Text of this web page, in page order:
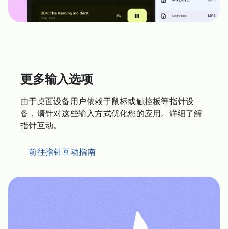
更多输入选项
由于桌面设备用户依赖于鼠标或触控板等指针设
备，请针对这些输入方式优化您的应用。详细了解
指针互动。
前往指针互动指南